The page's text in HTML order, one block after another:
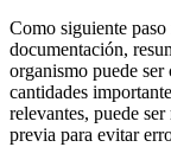
Como siguiente
documentación,
organismo puede ser
cantidades
relevantes, puede
previa para evitar